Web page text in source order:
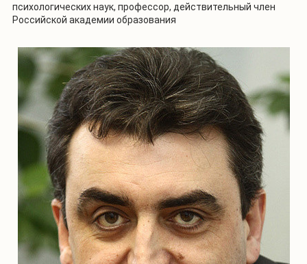
психологических наук, профессор, действительный член
Российской академии образования